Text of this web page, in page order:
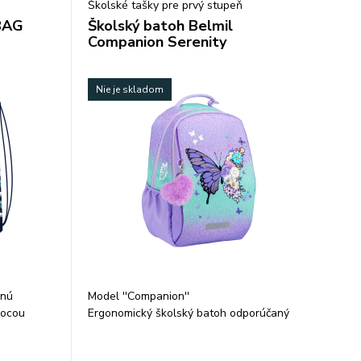
Školské tašky pre prvý stupeň
Školský batoh Belmil
Companion Serenity
Nie je skladom
Model ''Companion''
Ergonomický školský batoh odporúčaný